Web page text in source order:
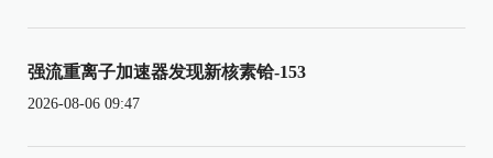
强流重离子加速器发现新核素铪-153
2026-08-06 09:47